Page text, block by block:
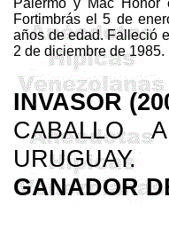
Palermo y MacHonor
Fortimbrás el 5 de
años de edad. Falleció
2 de diciembre de 1985.
INVASOR
CABALLO
URUGUAY.
GANADOR